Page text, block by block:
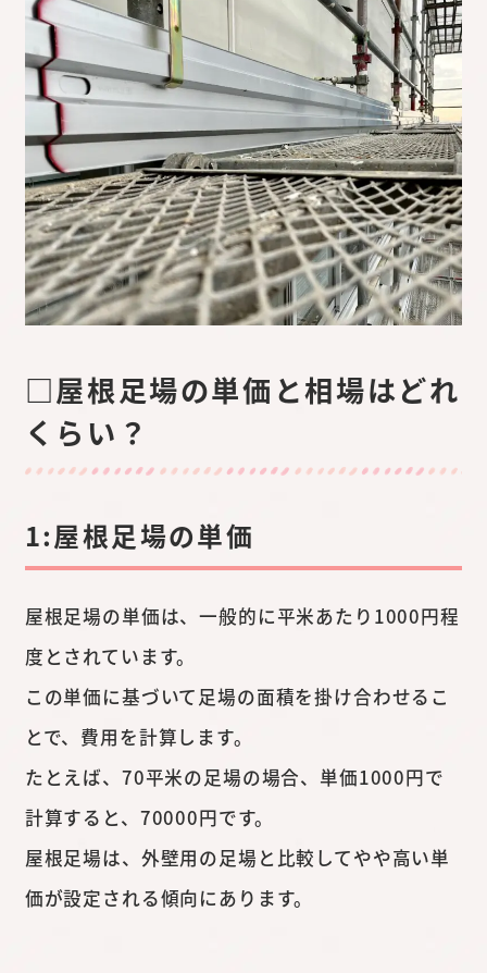
□屋根足場の単価と相場はどれ
くらい？
1:屋根足場の単価
屋根足場の単価は、一般的に平米あたり1000円程
度とされています。
この単価に基づいて足場の面積を掛け合わせるこ
とで、費用を計算します。
たとえば、70平米の足場の場合、単価1000円で
計算すると、70000円です。
屋根足場は、外壁用の足場と比較してやや高い単
価が設定される傾向にあります。